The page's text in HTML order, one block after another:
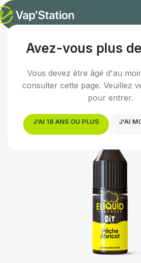
Avez-vous plus
Vous devez être âgé d'au
consulter cette page. Veuillez
pour entrer.
J'AI 18 ANS OU PLUS J'AI
Accueil /E-liquides/Arômes